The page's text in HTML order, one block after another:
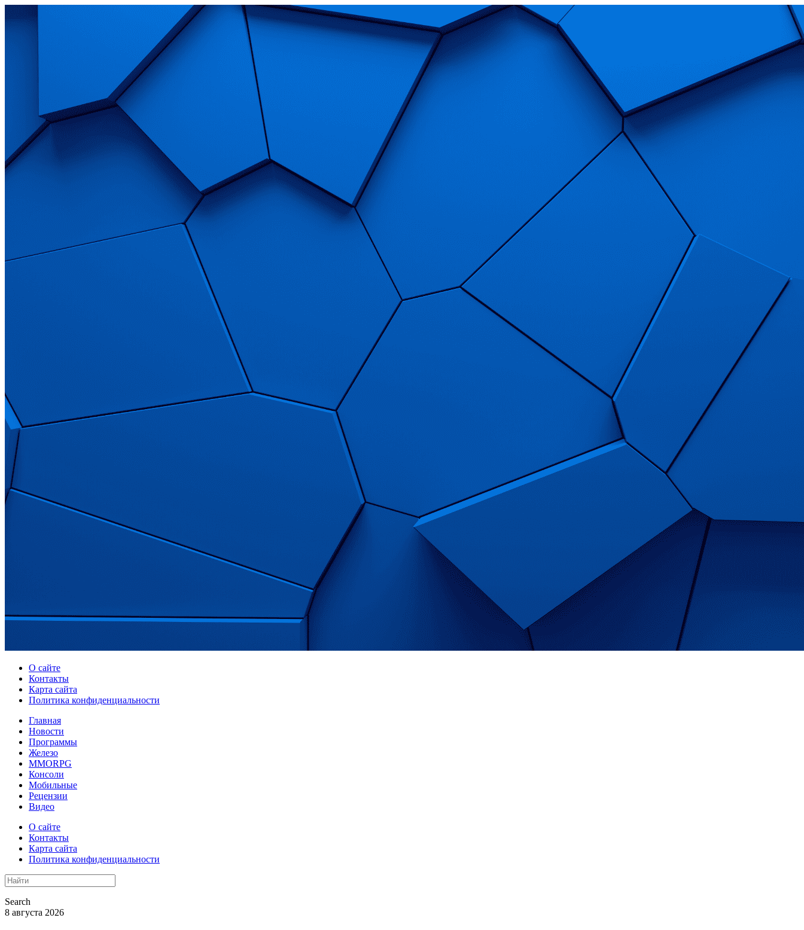
О сайте
Контакты
Карта сайта
Политика конфиденциальности
Главная
Новости
Программы
Железо
MMORPG
Консоли
Мобильные
Рецензии
Видео
О сайте
Контакты
Карта сайта
Политика конфиденциальности
Search
8 августа 2026